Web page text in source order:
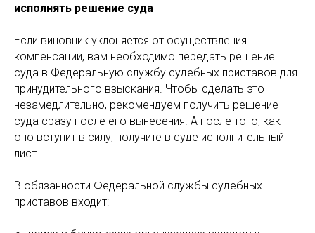
исполнять решение суда
Если виновник уклоняется от осуществления
компенсации, вам необходимо передать решение
суда в Федеральную службу судебных приставов для
принудительного взыскания. Чтобы сделать это
незамедлительно, рекомендуем получить решение
суда сразу после его вынесения. А после того, как
оно вступит в силу, получите в суде исполнительный
лист.
В обязанности Федеральной службы судебных
приставов входит: